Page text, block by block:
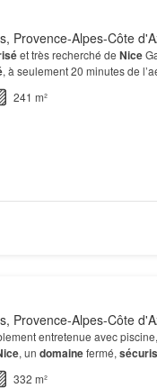
Provence-Alpes-Côte
et très recherché de Nice
, à seulement 20 minutes de
A8.…
241 m²
Provence-Alpes-Côte
entretenue avec
, un domainefermé,
de 2 560 m2.…
332 m²